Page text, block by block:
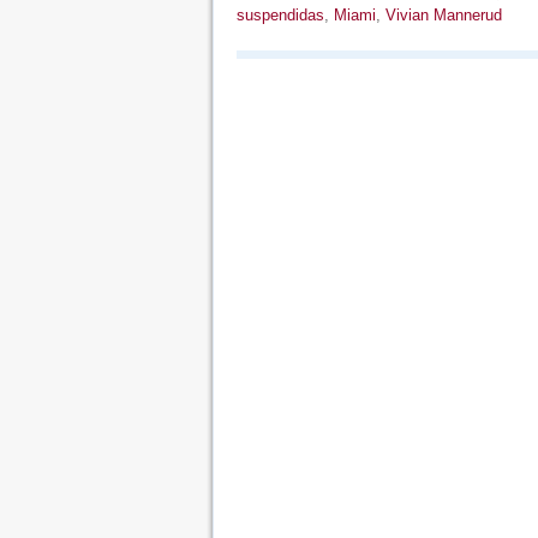
suspendidas, Miami, Vivian Mannerud